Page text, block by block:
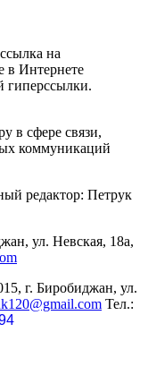
на
в Интернете
гиперссылки.
в сфере связи,
коммуникаций
редактор: Петрук
ул. Невская, 18а,
г. Биробиджан, ул.
Тел.: